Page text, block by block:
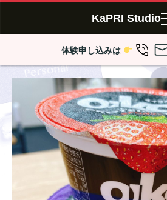
KaPRI Studio
体験申し込みは